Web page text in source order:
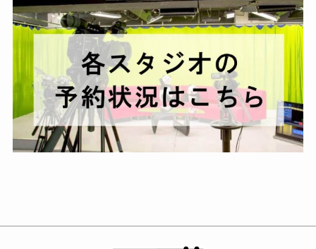
イ
ブ